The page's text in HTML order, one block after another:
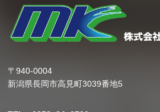
〒940-0004
新潟県長岡市高見町3039番地5